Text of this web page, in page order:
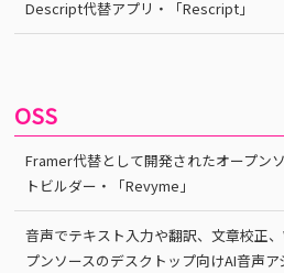
Descript代替アプリ・「Rescript」
OSS
Framer代替として開発されたオープン
トビルダー・「Revyme」
音声でテキスト入力や翻訳、文章校正
プンソースのデスクトップ向けAI音声ア